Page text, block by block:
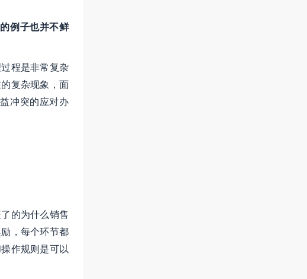
例子也并不鲜
程是非常复杂
复杂现象，面
冲突的应对办
的为什么销售
，每个环节都
作规则是可以